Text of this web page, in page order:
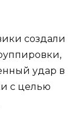
создали
удар в
с целью